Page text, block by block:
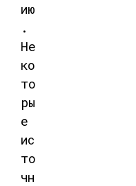
ию
.
Не
ко
то
ры
е
ис
то
чн